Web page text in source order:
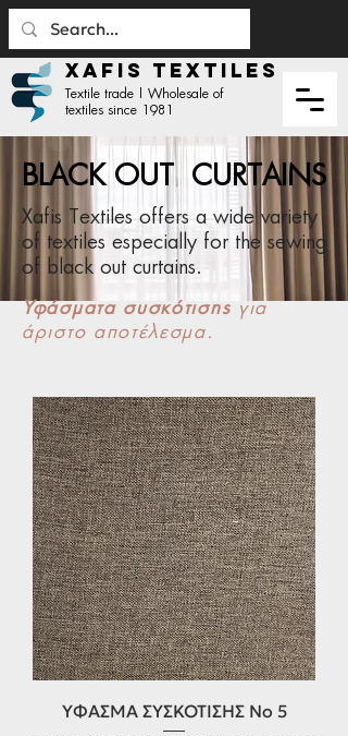
XAFIS TEXTILES
Textile trade | Wholesale of
textiles since 1981
BLACK OUT CURTAINS
Xafis Textiles offers a wide variety
of textiles especially for the sewing
of black out curtains.
Υφάσματα συσκότισης για
άριστο αποτέλεσμα.
ΥΦΑΣΜΑ ΣΥΣΚΌΤΙΣΗΣ Νο 5